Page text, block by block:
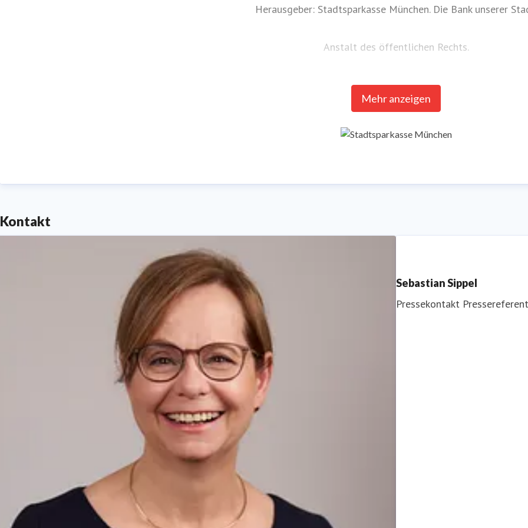
Herausgeber: Stadtsparkasse München. Die Bank unserer
Anstalt des öffentlichen Rechts.
Postanschrift: Sparkassenstraße 2, 80331 München
Mehr anzeigen
Kontakt
Sebastian Sippel
Pressekontakt Pressereferent